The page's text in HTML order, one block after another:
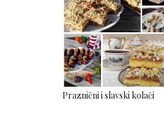
Praznični i slavski kolači